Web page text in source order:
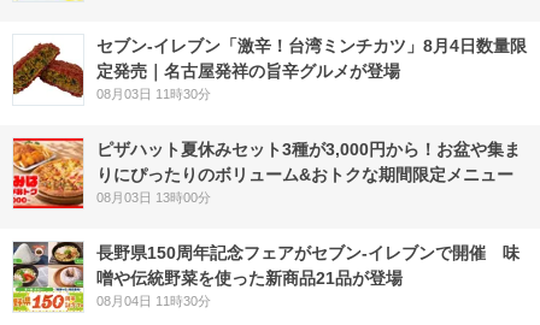
セブン-イレブン「激辛！台湾ミンチカツ」8月4日数量限
定発売｜名古屋発祥の旨辛グルメが登場
08月03日 11時30分
ピザハット夏休みセット3種が3,000円から！お盆や集ま
りにぴったりのボリューム&おトクな期間限定メニュー
08月03日 13時00分
長野県150周年記念フェアがセブン-イレブンで開催 味
噌や伝統野菜を使った新商品21品が登場
08月04日 11時30分